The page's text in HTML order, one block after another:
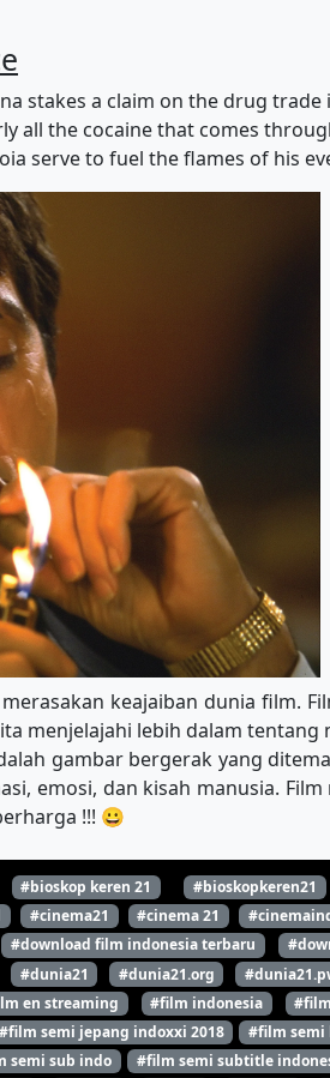
stakes a claim on the drug
all the cocaine that comes
serve to fuel the flames of his
keajaiban dunia film.
menjelajahi lebih dalam
gambar bergerak yang
emosi, dan kisah manusia.
!!! 😀
#bioskop keren 21 #bioskopkeren21
#cinema21 #cinema 21
#download film indonesia terbaru
#dunia21 #dunia21.org
en streaming #film indonesia
#film semi jepang indoxxi 2018 #film semi
semi sub indo #film semi subtitle